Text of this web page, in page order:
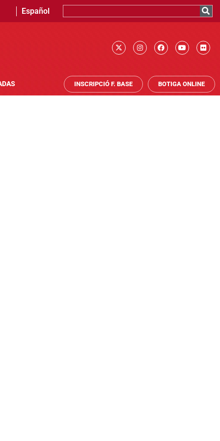
Español
INSCRIPCIÓ F. BASE BOTIGA ONLINE